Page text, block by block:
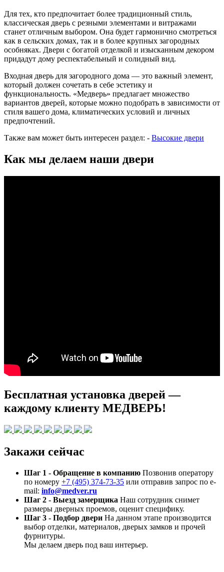
Для тех, кто предпочитает более традиционный стиль,
классическая дверь с резными элементами и витражами
станет отличным выбором. Она будет гармонично смотреться
как в сельских домах, так и в более крупных загородных
особняках. Двери с богатой отделкой и изысканным декором
придадут дому респектабельный и солидный вид.
Входная дверь для загородного дома — это важный элемент,
который должен сочетать в себе эстетику и
функциональность. «Медверь» предлагает множество
вариантов дверей, которые можно подобрать в зависимости от
стиля вашего дома, климатических условий и личных
предпочтений.
Также вам может быть интересен раздел: - Высокие двери
Как мы делаем наши двери
Бесплатная установка дверей —
каждому клиенту МЕДВЕРЬ!
Закажи сейчас
Шаг 1 - Обращение в компанию Позвонив оператору
по номеру +7 (495) 374-73-35 или отправив запрос по e-
mail: info@medver.ru
Шаг 2 - Выезд замерщика Наш сотрудник снимет
размеры дверных проемов, оценит специфику.
Шаг 3 - Подбор двери На данном этапе производится
выбор отделки, материалов, дверых замков и прочей
фурнитуры.
Мы делаем дверь под ваш интерьер.